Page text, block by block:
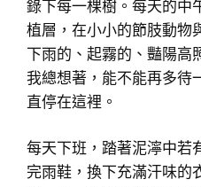
錄下每一棵樹。每天的中
植層，在小小的節肢動物
下雨的、起霧的、豔陽高
我總想著，能不能再多待
直停在這裡。
每天下班，踏著泥濘中若
完雨鞋，換下充滿汗味的